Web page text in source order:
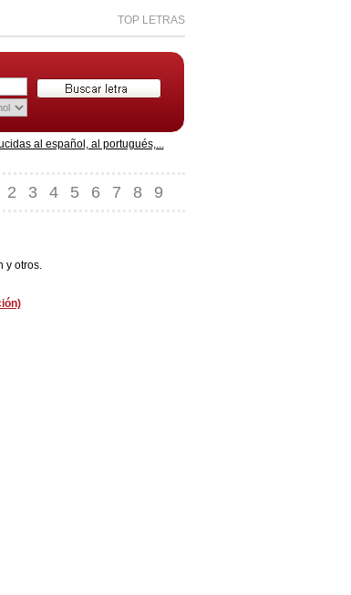
TOP LETRAS
al español, al portugués,...
2 3 4 5 6 7 8 9
y otros.